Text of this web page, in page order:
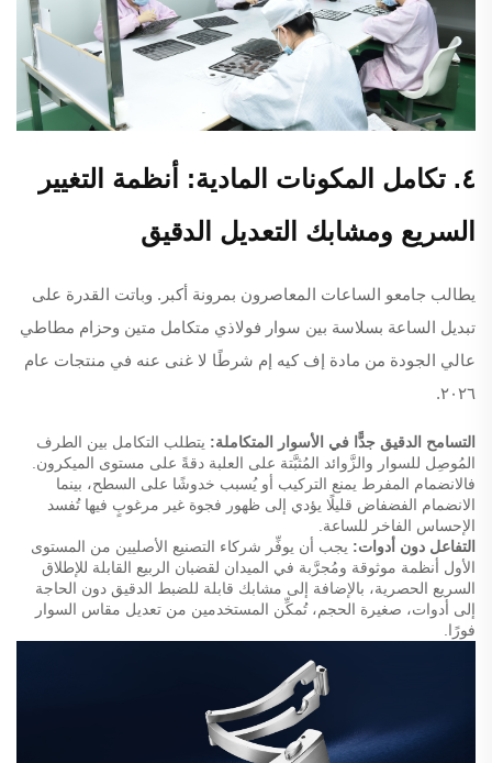
٤. تكامل المكونات المادية: أنظمة التغيير
السريع ومشابك التعديل الدقيق
يطالب جامعو الساعات المعاصرون بمرونة أكبر. وباتت القدرة على
تبديل الساعة بسلاسة بين سوار فولاذي متكامل متين وحزام مطاطي
عالي الجودة من مادة إف كيه إم شرطًا لا غنى عنه في منتجات عام
٢٠٢٦.
التسامح الدقيق جدًّا في الأسوار المتكاملة: يتطلب التكامل بين الطرف
المُوصِل للسوار والزَّوائد المُثبَّتة على العلبة دقةً على مستوى الميكرون.
فالانضمام المفرط يمنع التركيب أو يُسبب خدوشًا على السطح، بينما
الانضمام الفضفاض قليلًا يؤدي إلى ظهور فجوة غير مرغوبٍ فيها تُفسد
الإحساس الفاخر للساعة.
التفاعل دون أدوات: يجب أن يوفِّر شركاء التصنيع الأصليين من المستوى
الأول أنظمة موثوقة ومُجرَّبة في الميدان لقضبان الربيع القابلة للإطلاق
السريع الحصرية، بالإضافة إلى مشابك قابلة للضبط الدقيق دون الحاجة
إلى أدوات، صغيرة الحجم، تُمكِّن المستخدمين من تعديل مقاس السوار
فورًا.